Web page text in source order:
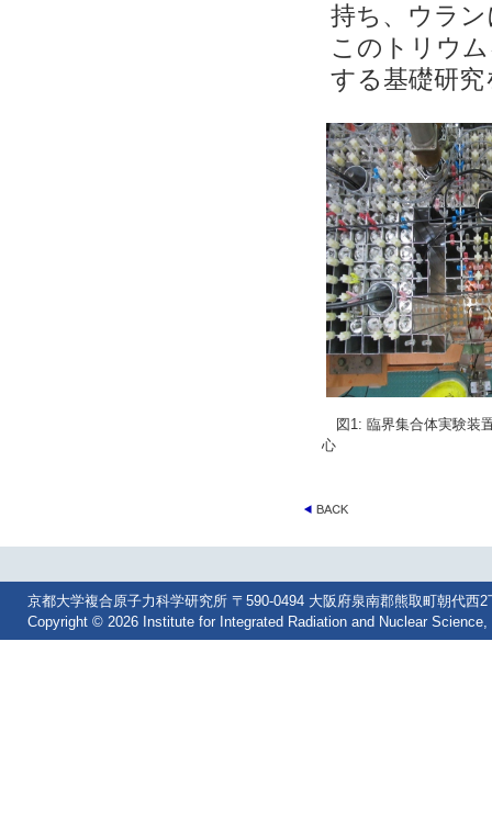
持ち、ウラ
このトリウ
する基礎研
図1: 臨界集合体実験装
心
京都大学複合原子力科学研究所 〒590-0494 大阪府泉南郡熊取町朝代西
Copyright © 2026 Institute for Integrated Radiation and Nuclear